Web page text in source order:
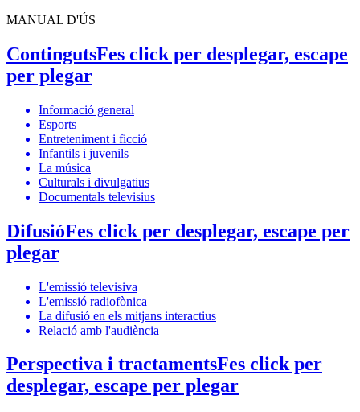
MANUAL D'ÚS
ContingutsFes click per desplegar, escape
per plegar
Informació general
Esports
Entreteniment i ficció
Infantils i juvenils
La música
Culturals i divulgatius
Documentals televisius
DifusióFes click per desplegar, escape per
plegar
L'emissió televisiva
L'emissió radiofònica
La difusió en els mitjans interactius
Relació amb l'audiència
Perspectiva i tractamentsFes click per
desplegar, escape per plegar